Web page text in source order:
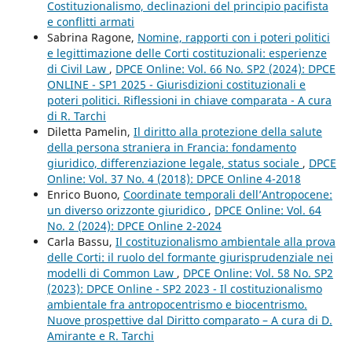
Costituzionalismo, declinazioni del principio pacifista
e conflitti armati
Sabrina Ragone, Nomine, rapporti con i poteri politici
e legittimazione delle Corti costituzionali: esperienze
di Civil Law , DPCE Online: Vol. 66 No. SP2 (2024): DPCE
ONLINE - SP1 2025 - Giurisdizioni costituzionali e
poteri politici. Riflessioni in chiave comparata - A cura
di R. Tarchi
Diletta Pamelin, Il diritto alla protezione della salute
della persona straniera in Francia: fondamento
giuridico, differenziazione legale, status sociale , DPCE
Online: Vol. 37 No. 4 (2018): DPCE Online 4-2018
Enrico Buono, Coordinate temporali dell’Antropocene:
un diverso orizzonte giuridico , DPCE Online: Vol. 64
No. 2 (2024): DPCE Online 2-2024
Carla Bassu, Il costituzionalismo ambientale alla prova
delle Corti: il ruolo del formante giurisprudenziale nei
modelli di Common Law , DPCE Online: Vol. 58 No. SP2
(2023): DPCE Online - SP2 2023 - Il costituzionalismo
ambientale fra antropocentrismo e biocentrismo.
Nuove prospettive dal Diritto comparato – A cura di D.
Amirante e R. Tarchi